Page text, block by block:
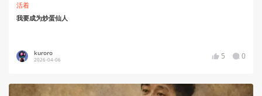
活着
我要成为炒蛋仙人
kuroro
2026-04-06 5 0